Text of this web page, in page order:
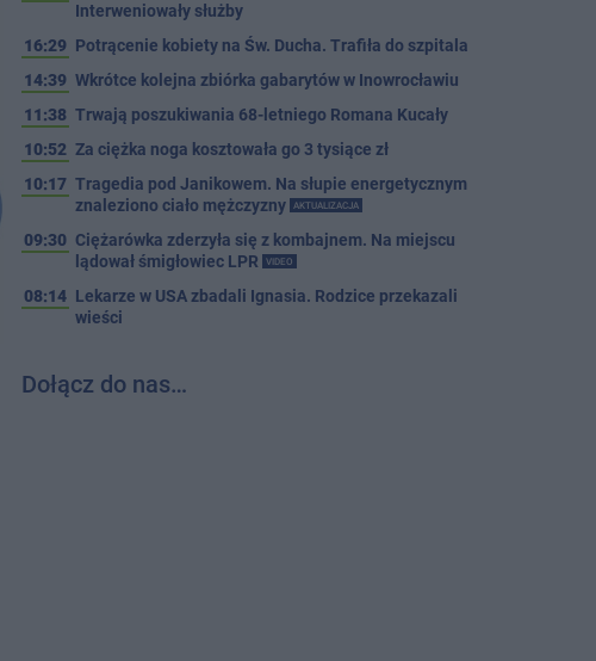
Interweniowały służby
16:29 Potrącenie kobiety na Św. Ducha. Trafiła do szpitala
14:39 Wkrótce kolejna zbiórka gabarytów w Inowrocławiu
11:38 Trwają poszukiwania 68-letniego Romana Kucały
10:52 Za ciężka noga kosztowała go 3 tysiące zł
10:17 Tragedia pod Janikowem. Na słupie energetycznym
znaleziono ciało mężczyzny
AKTUALIZACJA
09:30 Ciężarówka zderzyła się z kombajnem. Na miejscu
lądował śmigłowiec LPR
VIDEO
08:14 Lekarze w USA zbadali Ignasia. Rodzice przekazali
wieści
Dołącz do nas…